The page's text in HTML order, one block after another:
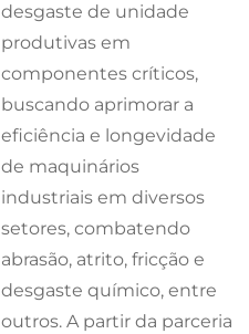
desgaste de unidade
produtivas em
componentes críticos,
buscando aprimorar a
eficiência e longevidade
de maquinários
industriais em diversos
setores, combatendo
abrasão, atrito, fricção e
desgaste químico, entre
outros. A partir da parceria